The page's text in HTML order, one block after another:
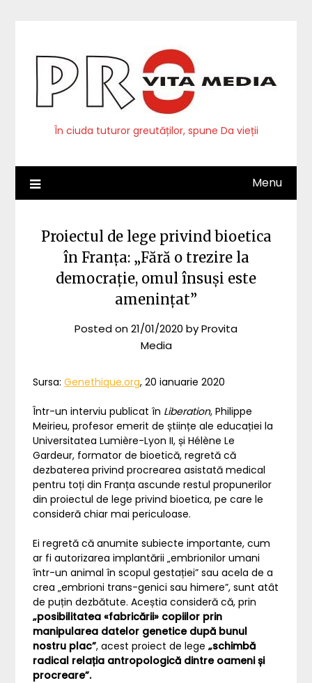
În ciuda tuturor greutăților, spune Da vieții
Menu
Proiectul de lege privind bioetica
în Franța: „Fără o trezire la
democrație, omul însuși este
amenințat”
Posted on21/01/2020 byProvita
Media
Sursa:Genethique.org, 20 ianuarie 2020
Într-un interviu publicat în Liberation, Philippe
Meirieu, profesor emerit de științe ale educației la
Universitatea Lumière-Lyon II, și Hélène Le
Gardeur, formator de bioetică, regretă că
dezbaterea privind procrearea asistată medical
pentru toți din Franța ascunde restul propunerilor
din proiectul de lege privind bioetica, pe care le
consideră chiar mai periculoase.
Ei regretă că anumite subiecte importante, cum
ar fi autorizarea implantării „embrionilor umani
într-un animal în scopul gestației” sau acela de a
crea „embrioni trans-genici sau himere”, sunt atât
de puțin dezbătute. Aceștia consideră că, prin
„posibilitatea «fabricării» copiilor prin
manipularea datelor genetice după bunul
nostru plac”, acest proiect de lege„schimbă
radical relația antropologică dintre oameni și
procreare”.